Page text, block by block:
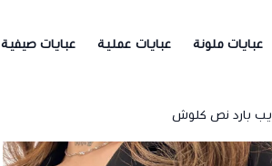
عبايات ملونة عبايات عملية عبايات صيفية
بارد نص كلوش